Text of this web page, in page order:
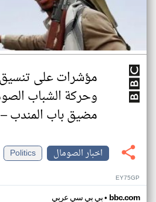
مؤشرات على
وحركة الشباب
مضيق باب المندب
اخبار الصومال
Politics
EY75GP
بي بي سي عربي• bbc.com